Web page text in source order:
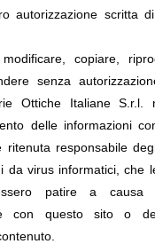
autorizzazione scritta
copiare,
senza
Ottiche Italiane S.r.l.
delle informazioni
responsabile
da virus informatici, che
patire a causa
con questo sito o